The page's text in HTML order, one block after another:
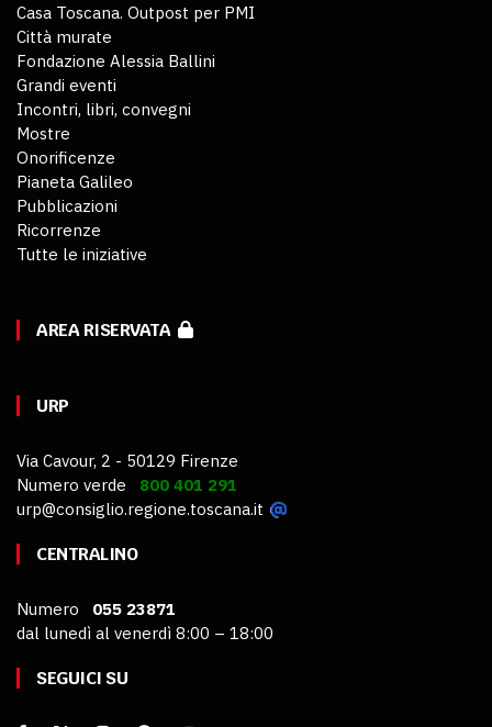
Casa Toscana. Outpost per PMI
Città murate
Fondazione Alessia Ballini
Grandi eventi
Incontri, libri, convegni
Mostre
Onorificenze
Pianeta Galileo
Pubblicazioni
Ricorrenze
Tutte le iniziative
AREA RISERVATA
URP
Via Cavour, 2 - 50129 Firenze
Numero verde 800 401 291
urp@consiglio.regione.toscana.it
CENTRALINO
Numero 055 23871
dal lunedì al venerdì 8:00 – 18:00
SEGUICI SU